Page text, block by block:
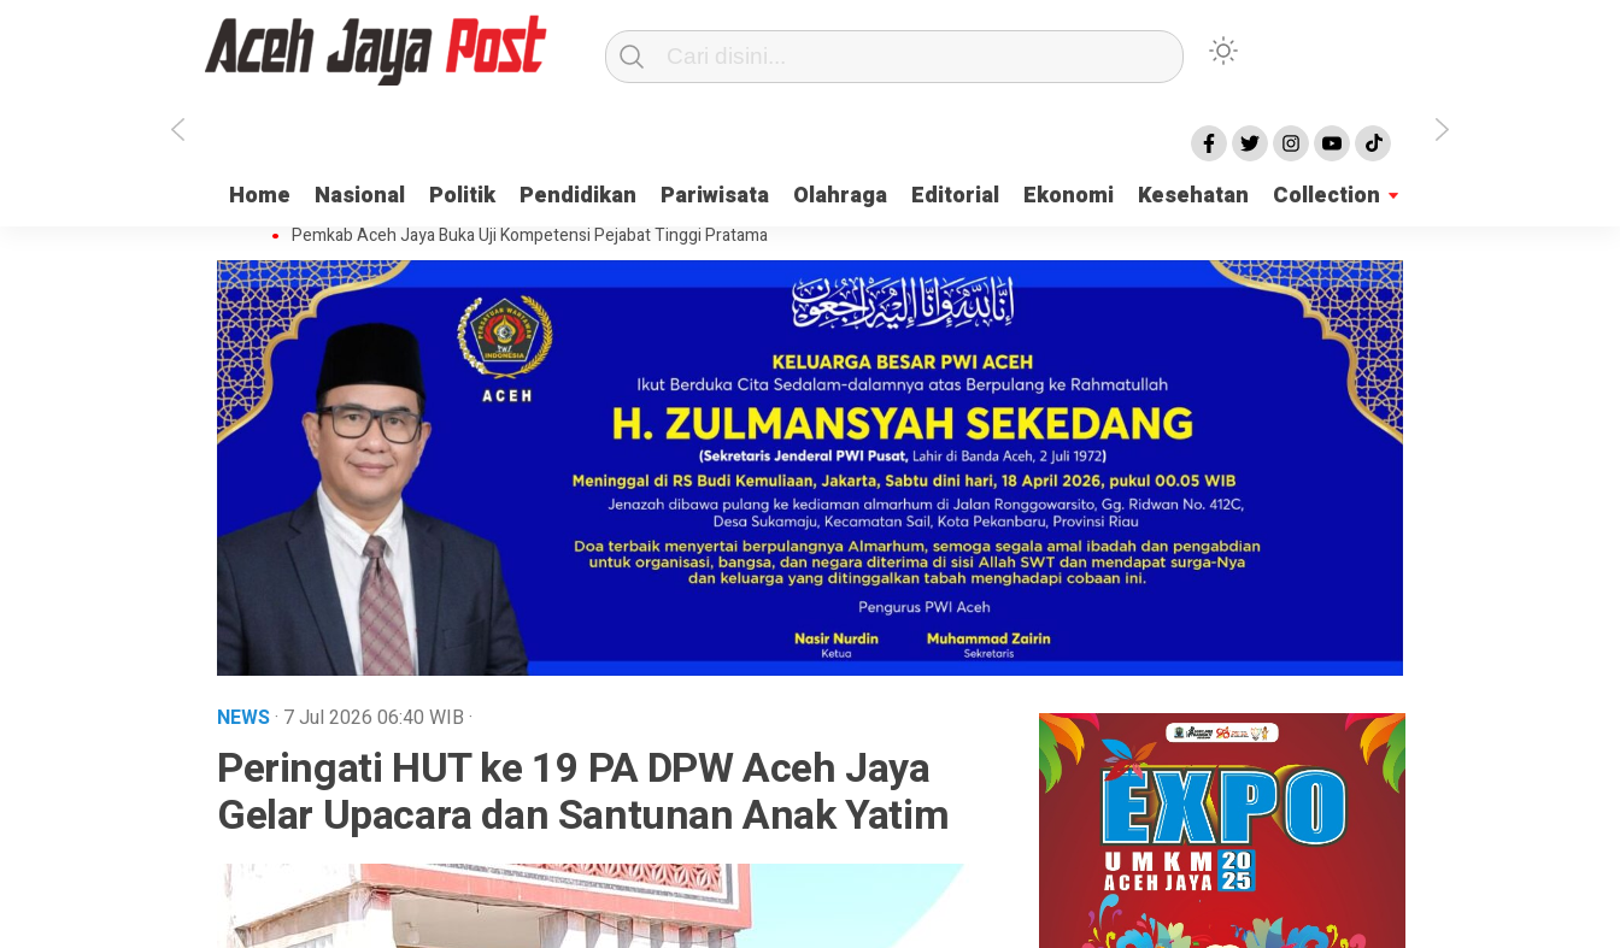
Home Nasional Politik Pendidikan Pariwisata Olahraga Editorial Ekonomi Kesehatan Collection
Ratusan ASN di Aceh Jaya Belum Terima Gaji
Ulama dan Pj Bupati Aceh Jaya Bahas Penguatan Kemandirian Dayah
Dua Oknum Anggota Polda Aceh Ditangkap, Ini Kasusnya
Saat Proses Sortir, Panwaslih Aceh Jaya Temukan 137 Surat Suara Rusak
Pemkab Aceh Jaya Buka Uji Kompetensi Pejabat Tinggi Pratama
NEWS· 7 Jul 2026 06:40 WIB ·
Peringati HUT ke 19 PA DPW Aceh Jaya
Gelar Upacara dan Santunan Anak Yatim ‎